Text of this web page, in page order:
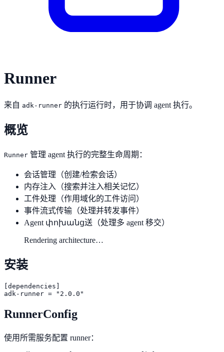
Runner
来自 adk-runner 的执行运行时，用于协调 agent 执行。
概览
Runner 管理 agent 执行的完整生命周期：
会话管理（创建/检索会话）
内存注入（搜索并注入相关记忆）
工件处理（作用域化的工件访问）
事件流式传输（处理并转发事件）
Agent փոխանց送（处理多 agent 移交）
Rendering architecture…
安装
[dependencies]
adk-runner = "2.0.0"
RunnerConfig
使用所需服务配置 runner：